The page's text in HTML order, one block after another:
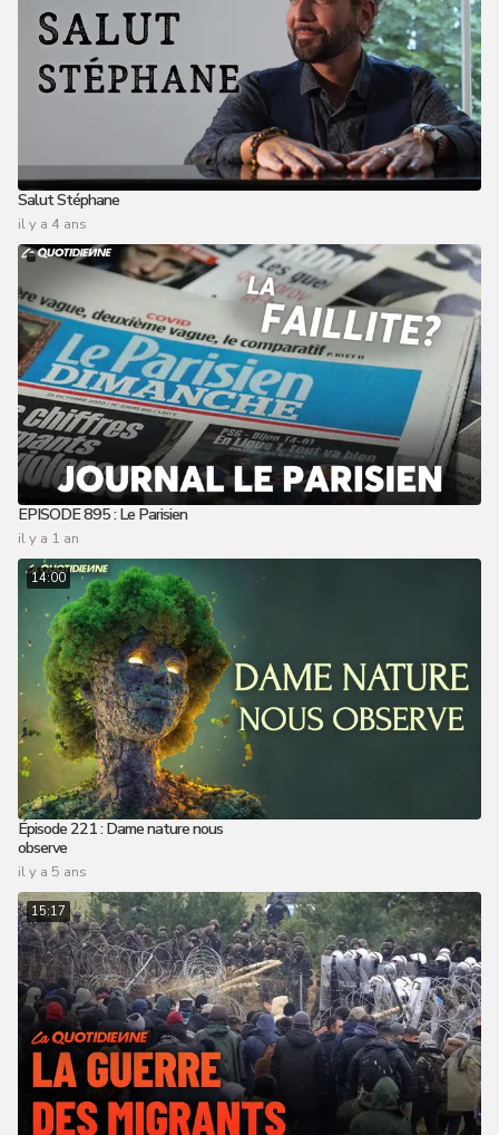
Salut Stéphane
il y a 4 ans
EPISODE 895 : Le Parisien
il y a 1 an
14:00
Épisode 221 : Dame nature nous
observe
il y a 5 ans
15:17